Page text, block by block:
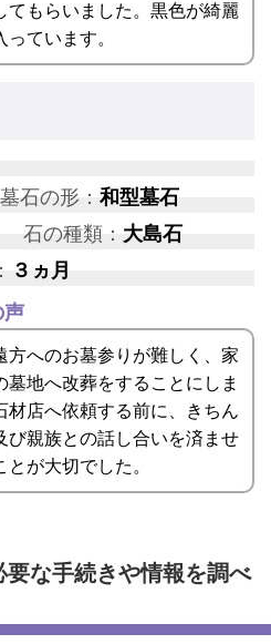
てもらいました。黒色が綺麗
っています。
墓石の形：和型墓石
石の種類： 大島石
３ヵ月
声
方へのお墓参りが難しく、家
墓地へ改葬をすることにしま
材店へ依頼する前に、きちん
び親族との話し合いを済ませ
とが大切でした。
要な手続きや情報を調べ